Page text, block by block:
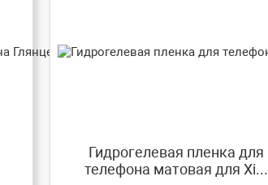
Гидрогелевая пленка для
телефона матовая для Xi...